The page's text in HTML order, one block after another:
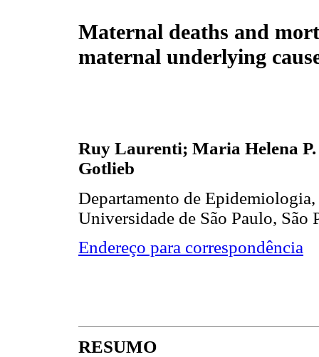
Maternal deaths and
maternal underlying
Ruy Laurenti; Maria Helena
Gotlieb
Departamento de
Universidade de São Paulo, São
Endereço para correspondência
RESUMO